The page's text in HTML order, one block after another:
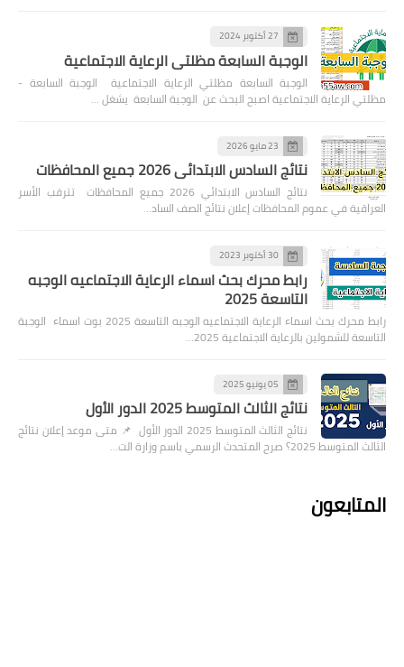
27 أكتوبر 2024
الوجبة السابعة مظلتي الرعاية الاجتماعية
الوجبة السابعة مظلتي الرعاية الاجتماعية الوجبة السابعة -
مظلتي الرعاية الاجتماعية اصبح البحث عن الوجبة السابعة يشغل …
23 مايو 2026
نتائج السادس الابتدائي 2026 جميع المحافظات
نتائج السادس الابتدائي 2026 جميع المحافظات تترقب الأسر
العراقية في عموم المحافظات إعلان نتائج الصف الساد…
30 أكتوبر 2023
رابط محرك بحث اسماء الرعاية الاجتماعيه الوجبه
التاسعة 2025
رابط محرك بحث اسماء الرعاية الاجتماعيه الوجبه التاسعة 2025 بوت اسماء الوجبة
التاسعة للشمولين بالرعاية الاجتماعية 2025…
05 يونيو 2025
نتائج الثالث المتوسط 2025 الدور الأول
نتائج الثالث المتوسط 2025 الدور الأول 📌 متى موعد إعلان نتائج
الثالث المتوسط 2025؟ صرح المتحدث الرسمي باسم وزارة الت…
المتابعون